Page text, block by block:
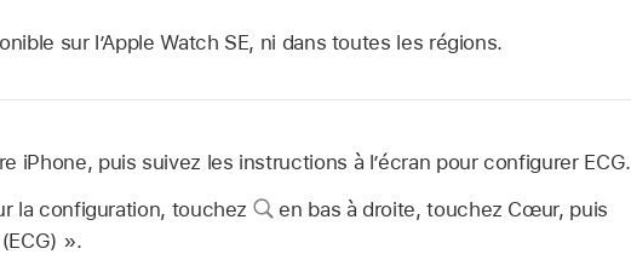
sur l’Apple Watch SE, ni dans toutes les régions.
iPhone, puis suivez les instructions à l’écran pour configurer ECG.
la configuration, touchez
en bas à droite, touchez Cœur, puis
».